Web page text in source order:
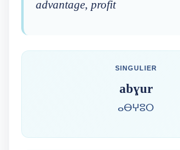
advantage, profit
SINGULIER
abɣur
ⴰⴱⵖⵓⵔ